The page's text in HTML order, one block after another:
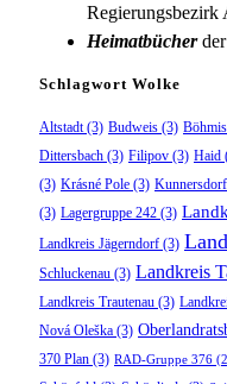
Regierungsbezirk
Heimatbücherder
Schlagwort Wolke
Altstadt(3) Budweis (3)
Dittersbach (3) Filipov (3) Haid
(3) Krásné Pole (3) Kunnersdorf
(3) Lagergruppe 242 (3)
Landkreis Jägerndorf (3)
Schluckenau (3) Landkreis
Landkreis Trautenau (3)
Nová Oleška (3)
370 Plan (3) RAD-Gruppe 376